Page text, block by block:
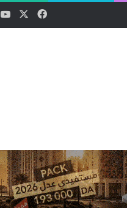
فيسبوك